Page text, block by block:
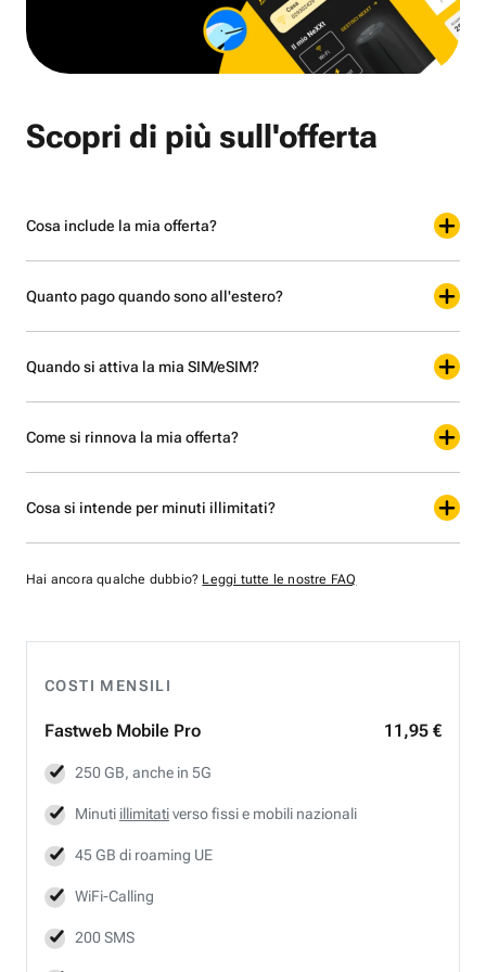
COSTI MENSILI
Fastweb Mobile Pro 11,95 €
250 GB, anche in 5G
Minuti illimitativerso fissi e mobili nazionali
45 GB di roaming UE
WiFi-Calling
200 SMS
Scopri di più sull'offerta
Cosa include la mia offerta?
Quanto pago quando sono all'estero?
Quando si attiva la mia SIM/eSIM?
Come si rinnova la mia offerta?
Cosa si intende per minuti illimitati?
Hai ancora qualche dubbio? Leggi tutte le nostre FAQ